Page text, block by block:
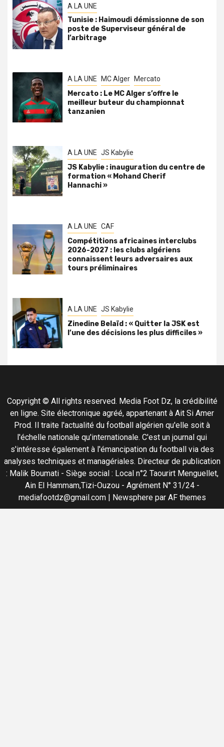
A LA UNE
Tunisie : Haimoudi démissionne de son
poste de Superviseur général de
l’arbitrage
A LA UNE MC Alger Mercato
Mercato : Le MC Alger s’offre le
meilleur buteur du championnat
tanzanien
A LA UNE JS Kabylie
JS Kabylie : inauguration du centre de
formation « Mohand Cherif
Hannachi »
A LA UNE CAF
Compétitions africaines interclubs
2026-2027 : les clubs algériens
connaissent leurs adversaires aux
tours préliminaires
A LA UNE JS Kabylie
Zinedine Belaïd : « Quitter la JSK est
l’une des décisions les plus difficiles »
Copyright © All rights reserved. Media Foot Dz, la crédibilité
en ligne. Site électronique agréé, appartenant à Ait Si Amer
Prod. Il traite l'actualité du football algérien qu'elle soit à
l'échelle nationale qu'internationale. C'est un journal qui
s'intéresse également à l'émancipation du football via des
analyses techniques et managériales. Directeur de publication
: Malik Boumati - Siège social : Local n°2 Taourirt Menguellet,
Ain El Hammam,Tizi-Ouzou - Agrément N° 31/24 -
mediafootdz@gmail.com
Newspherepar AF themes